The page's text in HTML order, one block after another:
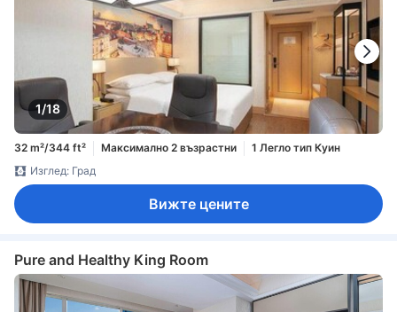
1/18
32 m²/344 ft² Максимално 2 възрастни
1 Легло тип Куин
Изглед: Град
Вижте цените
Pure and Healthy King Room